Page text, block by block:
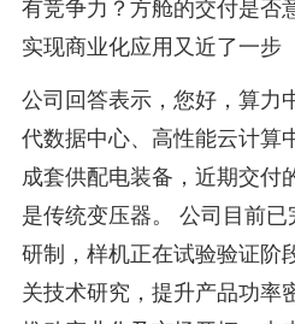
有竞争力？方舱的交付是否
实现商业化应用又近了一步
公司回答表示，您好，算力
代数据中心、高性能云计算
成套供配电装备，近期交付
是传统变压器。 公司目前
研制，样机正在试验验证阶
关技术研究，提升产品功率